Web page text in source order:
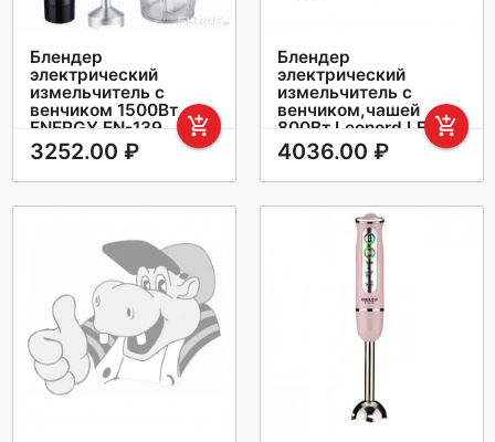
Блендер
электрический
измельчитель с
венчиком 1500Вт
ENERGY EN-139
add_shopping_cart
3252.00 ₽
Блендер
электрический
измельчитель с
венчиком,чашей
800Вт Leonord LE-
1717
add_shopping_cart
4036.00 ₽